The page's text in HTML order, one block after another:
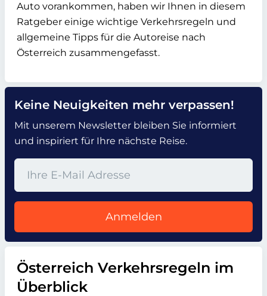
Auto vorankommen, haben wir Ihnen in diesem
Ratgeber einige wichtige Verkehrsregeln und
allgemeine Tipps für die Autoreise nach
Österreich zusammengefasst.
Keine Neuigkeiten mehr verpassen!
Mit unserem Newsletter bleiben Sie informiert
und inspiriert für Ihre nächste Reise.
Anmelden
Österreich Verkehrsregeln im
Überblick